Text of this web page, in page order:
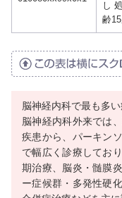
し
齢
脳神経内科で最も多
脳神経内科外来では
疾患から、パーキン
で幅広く診療してお
期治療、脳炎・髄膜
ー症候群・多発性硬